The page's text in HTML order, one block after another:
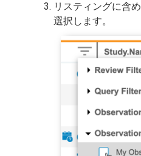
リスティングに含
選択します。